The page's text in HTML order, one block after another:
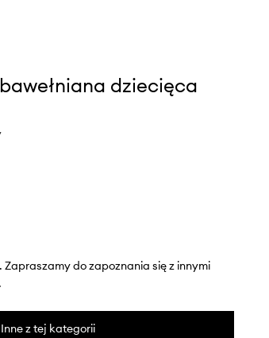
dziecięca
Zapraszamy do zapoznania się z innymi
Inne z tej kategorii